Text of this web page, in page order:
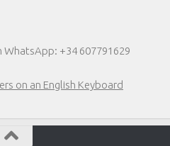
+34 607791629
on an English Keyboard